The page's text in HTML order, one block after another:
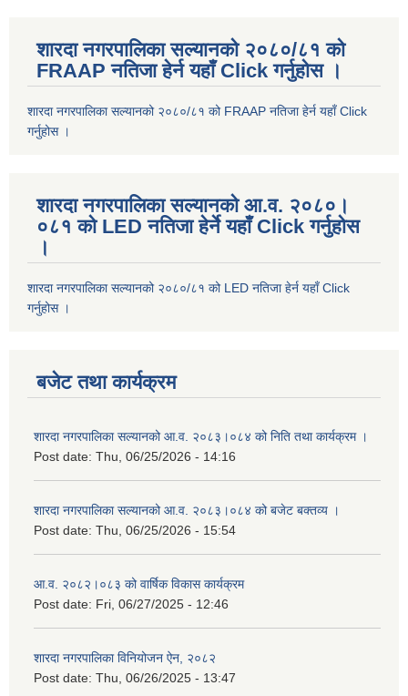
शारदा नगरपालिका सल्यानको २०८०/८१ को
FRAAP नतिजा हेर्न यहाँ Click गर्नुहोस ।
शारदा नगरपालिका सल्यानको २०८०/८१ को FRAAP नतिजा हेर्न यहाँ Click
गर्नुहोस ।
शारदा नगरपालिका सल्यानको आ.व. २०८०।
०८१ को LED नतिजा हेर्ने यहाँ Click गर्नुहोस
।
शारदा नगरपालिका सल्यानको २०८०/८१ को LED नतिजा हेर्न यहाँ Click
गर्नुहोस ।
बजेट तथा कार्यक्रम
शारदा नगरपालिका सल्यानको आ.व. २०८३।०८४ को निति तथा कार्यक्रम ।
Post date: Thu, 06/25/2026 - 14:16
शारदा नगरपालिका सल्यानको आ.व. २०८३।०८४ को बजेट बक्तव्य ।
Post date: Thu, 06/25/2026 - 15:54
आ.व. २०८२।०८३ को वार्षिक विकास कार्यक्रम
Post date: Fri, 06/27/2025 - 12:46
शारदा नगरपालिका विनियोजन ऐन, २०८२
Post date: Thu, 06/26/2025 - 13:47